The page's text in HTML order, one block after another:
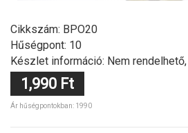
Cikkszám: BPO20
Hűségpont: 10
Készlet információ: Nem
1,990 Ft
Ár hűségpontokban: 1990